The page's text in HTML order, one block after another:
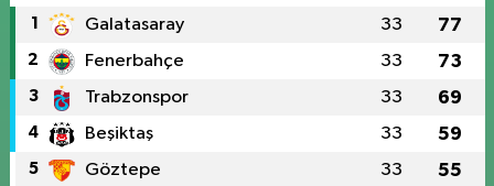
1 Galatasaray 33 77
2 Fenerbahçe 33 73
3 Trabzonspor 33 69
4 Beşiktaş 33 59
5 Göztepe 33 55